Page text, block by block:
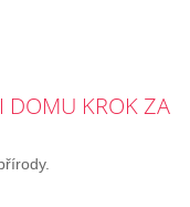
DOMU KROK ZA